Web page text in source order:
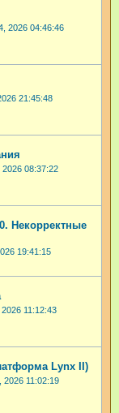
2026 04:46:46
21:45:48
08:37:22
Некорректные
19:41:15
11:12:43
Lynx II)
2026 11:02:19